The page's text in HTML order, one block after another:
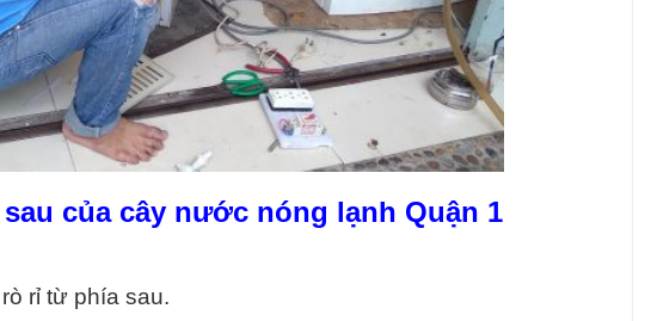
của cây nước nóng lạnh Quận 1
rỉ từ phía sau.